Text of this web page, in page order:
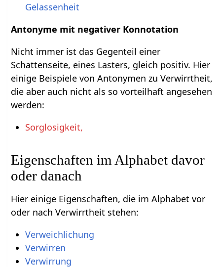
Gelassenheit
Antonyme mit negativer Konnotation
Nicht immer ist das Gegenteil einer
Schattenseite, eines Lasters, gleich positiv. Hier
einige Beispiele von Antonymen zu Verwirrtheit,
die aber auch nicht als so vorteilhaft angesehen
werden:
Sorglosigkeit,
Eigenschaften im Alphabet davor
oder danach
Hier einige Eigenschaften, die im Alphabet vor
oder nach Verwirrtheit stehen:
Verweichlichung
Verwirren
Verwirrung